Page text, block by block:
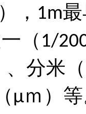
）， 1m
（ 1/
、分米（
μｍ）